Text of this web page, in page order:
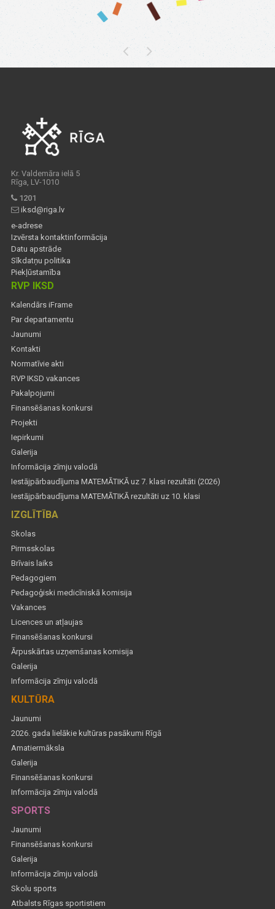
Kr. Valdemāra ielā 5
Rīga, LV-1010
1201
iksd@riga.lv
e-adrese
Izvērsta kontaktinformācija
Datu apstrāde
Sīkdatņu politika
Piekļūstamība
RVP IKSD
Kalendārs iFrame
Par departamentu
Jaunumi
Kontakti
Normatīvie akti
RVP IKSD vakances
Pakalpojumi
Finansēšanas konkursi
Projekti
Iepirkumi
Galerija
Informācija zīmju valodā
Iestājpārbaudījuma MATEMĀTIKĀ uz 7. klasi rezultāti (2026)
Iestājpārbaudījuma MATEMĀTIKĀ rezultāti uz 10. klasi
IZGLĪTĪBA
Skolas
Pirmsskolas
Brīvais laiks
Pedagogiem
Pedagoģiski medicīniskā komisija
Vakances
Licences un atļaujas
Finansēšanas konkursi
Ārpuskārtas uzņemšanas komisija
Galerija
Informācija zīmju valodā
KULTŪRA
Jaunumi
2026. gada lielākie kultūras pasākumi Rīgā
Amatiermāksla
Galerija
Finansēšanas konkursi
Informācija zīmju valodā
SPORTS
Jaunumi
Finansēšanas konkursi
Galerija
Informācija zīmju valodā
Skolu sports
Atbalsts Rīgas sportistiem